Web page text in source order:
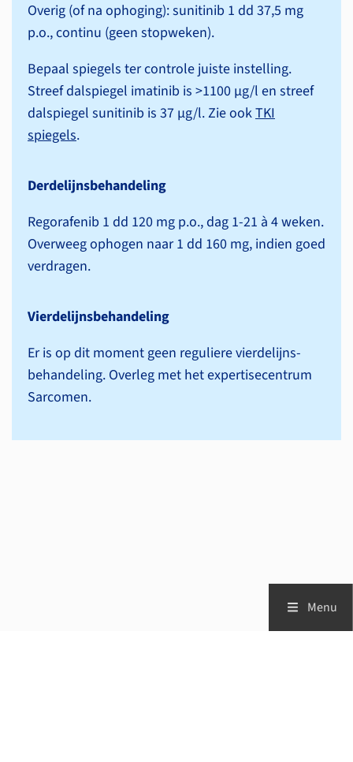
Overig (of na ophoging): sunitinib 1 dd 37,5 mg
p.o., continu (geen stopweken).
Bepaal spiegels ter controle juiste instelling.
Streef dalspiegel imatinib is >1100 µg/l en streef
dalspiegel sunitinib is 37 µg/l. Zie ookTKI
spiegels.
Derdelijnsbehandeling
Regorafenib 1 dd 120 mg p.o., dag 1-21 à 4 weken.
Overweeg ophogen naar 1 dd 160 mg, indien goed
verdragen.
Vierdelijnsbehandeling
Er is op dit moment geen reguliere vierdelijns­
behandeling. Overleg met het expertise­centrum
Sarcomen.
Menu